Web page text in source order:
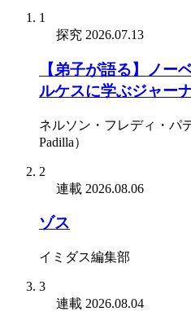
1
探究 2026.07.13
【弟子が語る】ノー
ルケスに学ぶジャー
ネルソン・フレディ・パ
Padilla）
2
連載 2026.08.06
ゾス
イミダス編集部
3
連載 2026.08.04